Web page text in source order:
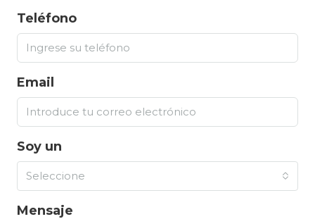
Teléfono
Email
Soy un
Seleccione
Mensaje